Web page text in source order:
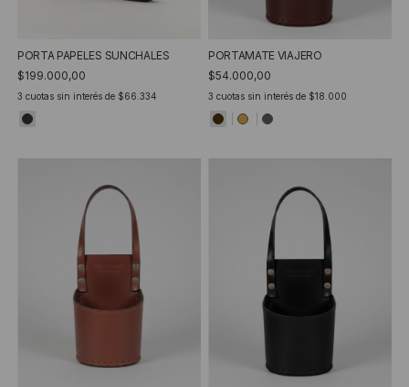
PORTA PAPELES SUNCHALES
$199.000,00
3 cuotas sin interés de $66.334
PORTAMATE VIAJERO
$54.000,00
3 cuotas sin interés de $18.000